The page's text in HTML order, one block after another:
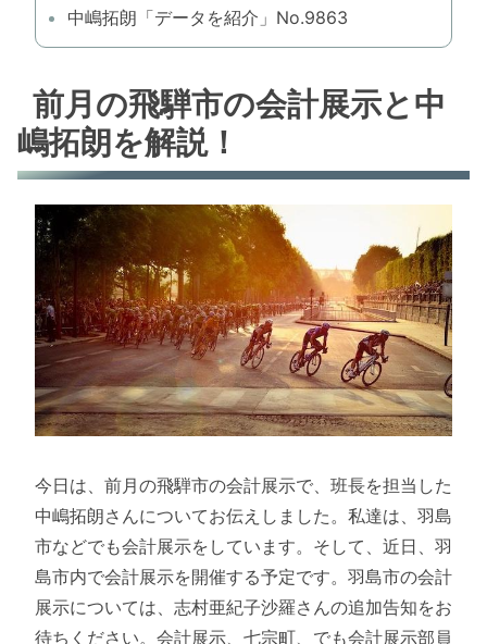
中嶋拓朗「データを紹介」No.9863
前月の飛騨市の会計展示と中
嶋拓朗を解説！
今日は、前月の飛騨市の会計展示で、班長を担当した
中嶋拓朗さんについてお伝えしました。私達は、羽島
市などでも会計展示をしています。そして、近日、羽
島市内で会計展示を開催する予定です。羽島市の会計
展示については、志村亜紀子沙羅さんの追加告知をお
待ちください。会計展示、七宗町、でも会計展示部員